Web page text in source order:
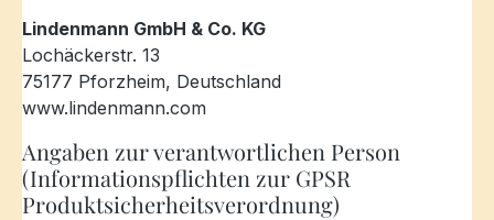
Lindenmann GmbH & Co. KG
Lochäckerstr. 13
75177 Pforzheim, Deutschland
www.lindenmann.com
Angaben zur verantwortlichen Person
(Informationspflichten zur GPSR
Produktsicherheitsverordnung)